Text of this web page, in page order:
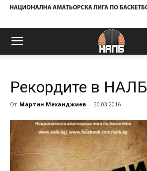
Рекордите в НАЛБ
От Мартин Механджиев - 30.03.2016